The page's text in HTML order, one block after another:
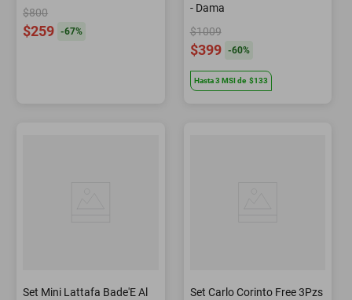
$800
$259 -67%
- Dama
$1009
$399 -60%
Hasta3 MSIde $133
Set Mini Lattafa Bade'E Al
Set Carlo Corinto Free 3Pzs